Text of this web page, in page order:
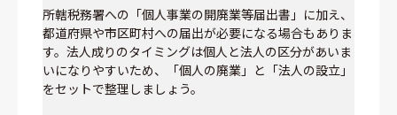
所轄税務署への「個人事業の開廃業等届出書」に加え、
都道府県や市区町村への届出が必要になる場合もありま
す。法人成りのタイミングは個人と法人の区分があいま
いになりやすいため、「個人の廃業」と「法人の設立」
をセットで整理しましょう。